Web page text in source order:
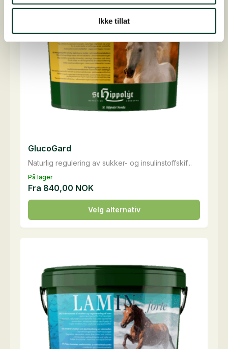
Ikke tillat
kan
på
produktsiden
På lager
Naturlig regulering av sukker- og insulinstoffskif...
GlucoGard
Fra 840,00 NOK
Velg alternativ
Dette
produktet
har
Alternativene
velges
produktsiden